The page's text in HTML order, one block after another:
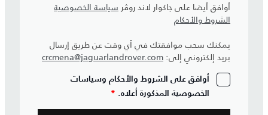
أوافق أيضا على جاكوار لاند روڤر سياسة الخصوصية
الشروط والأحكام
يمكنك سحب موافقتك في أي وقت عن طريق إرسال
بريد إلكتروني إلى: crcmena@jaguarlandrover.com
أوافق على الشروط والأحكام وسياسات
الخصوصية المذكورة أعلاه. *